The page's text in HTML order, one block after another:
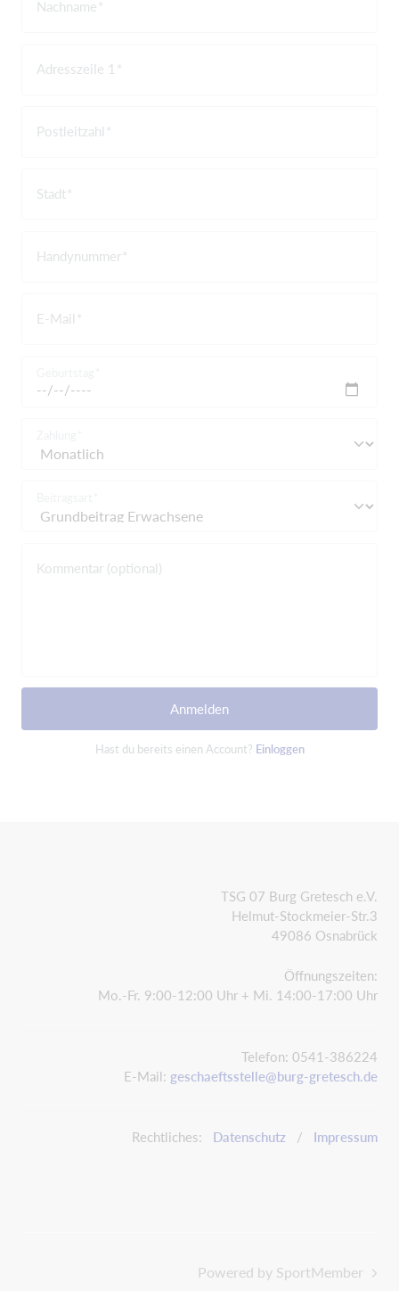
Nachname
Adresszeile 1
Postleitzahl
Stadt
Handynummer
E-Mail
Kommentar (optional)
Anmelden
Hast du bereits einen Account? Einloggen
TSG 07 Burg Gretesch e.V.
Helmut-Stockmeier-Str.3
49086 Osnabrück
Öffnungszeiten:
Mo.-Fr. 9:00-12:00 Uhr + Mi. 14:00-17:00 Uhr
Telefon: 0541-386224
E-Mail: geschaeftsstelle@burg-gretesch.de
Rechtliches: Datenschutz / Impressum
Powered by SportMember